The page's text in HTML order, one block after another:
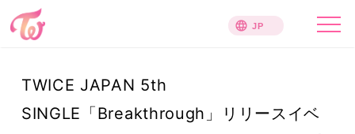
TWICE JAPAN 5th
SINGLE「Breakthrough」リリースイベ